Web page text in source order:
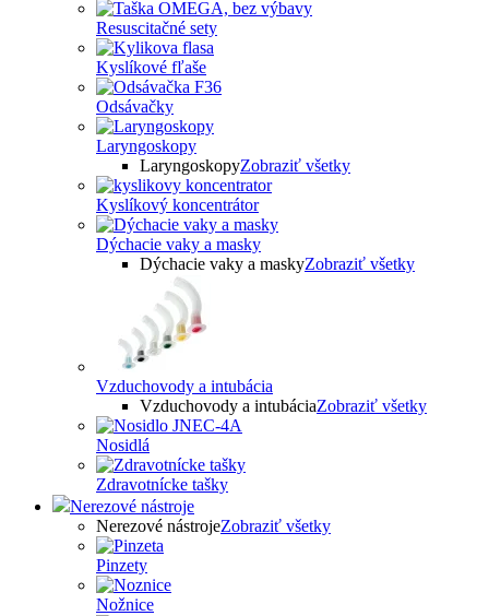
Resuscitačné sety
Kyslíkové fľaše
Odsávačky
Laryngoskopy
LaryngoskopyZobraziť všetky
Kyslíkový koncentrátor
Dýchacie vaky a masky
Dýchacie vaky a maskyZobraziť všetky
Vzduchovody a intubácia
Vzduchovody a intubáciaZobraziť všetky
Nosidlá
Zdravotnícke tašky
Nerezové nástroje
Nerezové nástrojeZobraziť všetky
Pinzety
Nožnice